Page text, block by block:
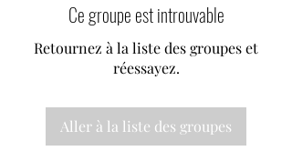
Ce groupe est introuvable
Retournez à la liste des groupes et
réessayez.
Aller à la liste des groupes